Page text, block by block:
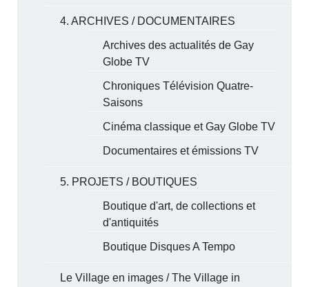
4. ARCHIVES / DOCUMENTAIRES
Archives des actualités de Gay
Globe TV
Chroniques Télévision Quatre-
Saisons
Cinéma classique et Gay Globe TV
Documentaires et émissions TV
5. PROJETS / BOUTIQUES
Boutique d'art, de collections et
d'antiquités
Boutique Disques A Tempo
Le Village en images / The Village in